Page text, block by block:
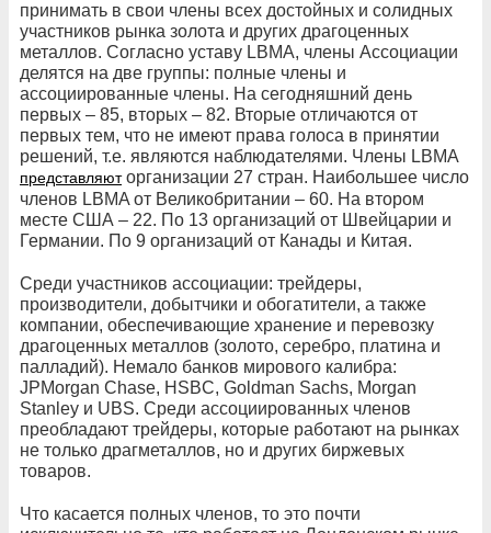
принимать в свои члены всех достойных и солидных
участников рынка золота и других драгоценных
металлов. Согласно уставу LBMA, члены Ассоциации
делятся на две группы: полные члены и
ассоциированные члены. На сегодняшний день
первых – 85, вторых – 82. Вторые отличаются от
первых тем, что не имеют права голоса в принятии
решений, т.е. являются наблюдателями. Члены LBMA
представляюторганизации 27 стран. Наибольшее число
членов LBMA от Великобритании – 60. На втором
месте США – 22. По 13 организаций от Швейцарии и
Германии. По 9 организаций от Канады и Китая.
Среди участников ассоциации: трейдеры,
производители, добытчики и обогатители, а также
компании, обеспечивающие хранение и перевозку
драгоценных металлов (золото, серебро, платина и
палладий). Немало банков мирового калибра:
JPMorgan Chase, HSBC, Goldman Sachs, Morgan
Stanley и UBS. Среди ассоциированных членов
преобладают трейдеры, которые работают на рынках
не только драгметаллов, но и других биржевых
товаров.
Что касается полных членов, то это почти